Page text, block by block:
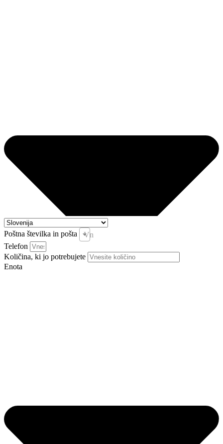
Poštna številka in pošta
Vnesite pošto in kraj *
Telefon
Količina, ki jo potrebujete
Enota